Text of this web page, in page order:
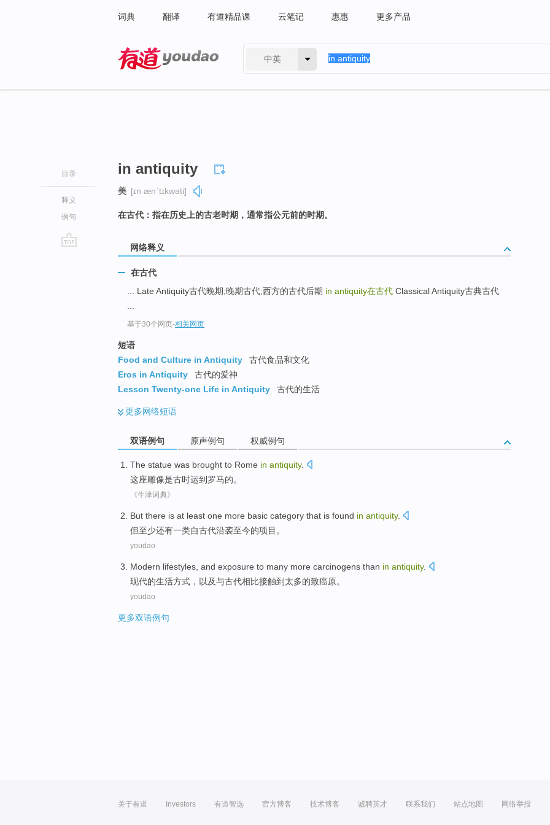
词典 翻译 有道精品课 云笔记 惠惠 更多产品
中英
目录
释义
例句
in antiquity
美 [ɪn ænˈtɪkwəti]
在古代：指在历史上的古老时期，通常指公元前的时期。
网络释义
在古代
... Late Antiquity古代晚期;晚期古代;西方的古代后期 in antiquity在古代 Classical Antiquity古典古代
基于30个网页-相关网页
短语
Food and Culture in Antiquity
古代食品和文化
Eros in Antiquity
古代的爱神
Lesson Twenty-one Life in Antiquity
古代的生活
更多网络短语
双语例句 原声例句 权威例句
The statue was brought to Rome in antiquity.
这座雕像是古时运到 罗马的。
《牛津词典》
But there is at least one more basic category that is found in antiquity.
但至少还有一类自古代沿袭至今的项目。
youdao
Modern lifestyles and exposure to many more carcinogens than in antiquity.
现代的生活方式 ， 以及与古代相比接触到 太多的致癌原。
youdao
更多双语例句
关于有道 Investors 有道智选 官方博客 技术博客 诚聘英才 联系我们 站点地图 网络举报